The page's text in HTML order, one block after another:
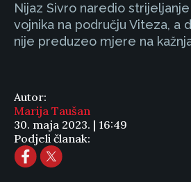
Nijaz Sivro naredio
vojnika na području Viteza, a
nije preduzeo mjere na
Autor:
Marija Taušan
30. maja 2023. | 16:49
Podjeli članak: